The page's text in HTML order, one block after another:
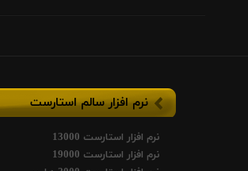
نرم افزار سالم استارست
نرم افزار استارست 13000
نرم افزار استارست 19000